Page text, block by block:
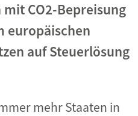
CO2-Bepreisung
europäischen
auf Steuerlösung
mehr Staaten in